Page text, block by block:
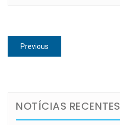
Navegação
de
Previous
post:
NOTÍCIAS RECENTES